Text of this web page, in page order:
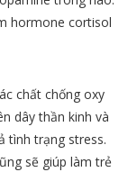
hormone cortisol
chất chống oxy
dây thần kinh và
tình trạng stress.
sẽ giúp làm trẻ